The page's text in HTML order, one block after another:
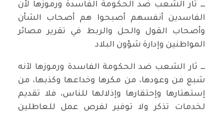
ـــ ثار الشعب ضد الحكومة الفاسدة ورموزها لأن
الفاسدين أنفسهم أصبحوا هم أصحاب الشأن
وأصحاب القول والحل والربط في تقرير مصائر
المواطنين وإدارة شؤون البلاد
ـــ ثار الشعب ضد الحكومة الفاسدة ورموزها لآنه
شبع من وعودها، من مكرها وخداعها وكذبها، من
إستهتارها وإحتقارها وإذلالها للناس، فلا تقديم
لخدمات تذكر ولا توفير لفرص عمل للعاطلين